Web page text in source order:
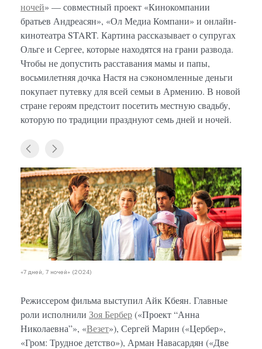
ночей» — совместный проект «Кинокомпании
братьев Андреасян», «Ол Медиа Компани» и онлайн-
кинотеатра START. Картина рассказывает о супругах
Ольге и Сергее, которые находятся на грани развода.
Чтобы не допустить расставания мамы и папы,
восьмилетняя дочка Настя на сэкономленные деньги
покупает путевку для всей семьи в Армению. В новой
стране героям предстоит посетить местную свадьбу,
которую по традиции празднуют семь дней и ночей.
«7 дней, 7 ночей» (2024)
Режиссером фильма выступил Айк Кбеян. Главные
роли исполнили Зоя Бербер(«Проект “Анна
Николаевна”», «Везет»), Сергей Марин («Цербер»,
«Гром: Трудное детство»), Арман Навасардян («Две